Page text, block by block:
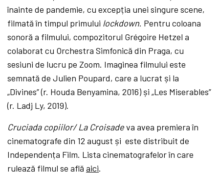
înainte de pandemie, cu excepția unei singure scene,
filmată în timpul primului lockdown. Pentru coloana
sonoră a filmului, compozitorul Grégoire Hetzel a
colaborat cu Orchestra Simfonică din Praga, cu
sesiuni de lucru pe Zoom. Imaginea filmului este
semnată deJulien Poupard,care a lucrat și la
„Divines” (r. Houda Benyamina, 2016) și „Les Miserables”
(r. Ladj Ly, 2019).
Cruciada copiilor/ La Croisadeva avea premiera în
cinematografe din 12 august și este distribuit de
Independența Film. Lista cinematografelor în care
rulează filmul se aflăaici.